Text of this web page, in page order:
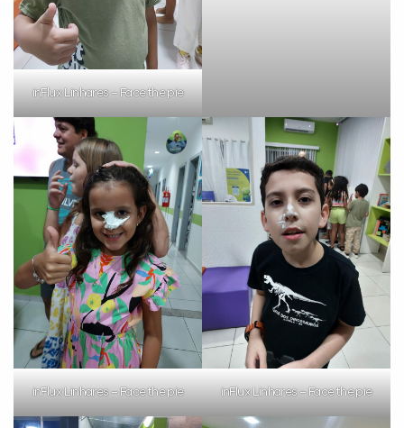
inFlux Linhares – Face the pie
inFlux Linhares – Face the pie inFlux Linhares – Face the pie